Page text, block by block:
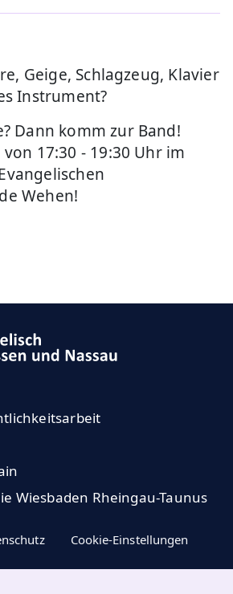
Geige, Schlagzeug, Klavier
Instrument?
Dann komm zur Band!
17:30 - 19:30 Uhr im
Wehen!
Wiesbaden Rheingau-Taunus
Cookie-Einstellungen